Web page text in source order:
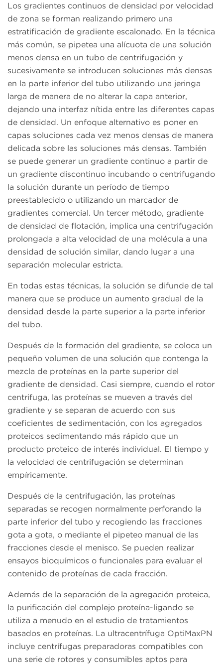
Los gradientes continuos de densidad por velocidad
de zona se forman realizando primero una
estratificación de gradiente escalonado. En la técnica
más común, se pipetea una alícuota de una solución
menos densa en un tubo de centrifugación y
sucesivamente se introducen soluciones más densas
en la parte inferior del tubo utilizando una jeringa
larga de manera de no alterar la capa anterior,
dejando una interfaz nítida entre las diferentes capas
de densidad. Un enfoque alternativo es poner en
capas soluciones cada vez menos densas de manera
delicada sobre las soluciones más densas. También
se puede generar un gradiente continuo a partir de
un gradiente discontinuo incubando o centrifugando
la solución durante un período de tiempo
preestablecido o utilizando un marcador de
gradientes comercial. Un tercer método, gradiente
de densidad de flotación, implica una centrifugación
prolongada a alta velocidad de una molécula a una
densidad de solución similar, dando lugar a una
separación molecular estricta.
En todas estas técnicas, la solución se difunde de tal
manera que se produce un aumento gradual de la
densidad desde la parte superior a la parte inferior
del tubo.
Después de la formación del gradiente, se coloca un
pequeño volumen de una solución que contenga la
mezcla de proteínas en la parte superior del
gradiente de densidad. Casi siempre, cuando el rotor
centrifuga, las proteínas se mueven a través del
gradiente y se separan de acuerdo con sus
coeficientes de sedimentación, con los agregados
proteicos sedimentando más rápido que un
producto proteico de interés individual. El tiempo y
la velocidad de centrifugación se determinan
empíricamente.
Después de la centrifugación, las proteínas
separadas se recogen normalmente perforando la
parte inferior del tubo y recogiendo las fracciones
gota a gota, o mediante el pipeteo manual de las
fracciones desde el menisco. Se pueden realizar
ensayos bioquímicos o funcionales para evaluar el
contenido de proteínas de cada fracción.
Además de la separación de la agregación proteica,
la purificación del complejo proteína-ligando se
utiliza a menudo en el estudio de tratamientos
basados en proteínas. La ultracentrífuga OptiMaxPN
incluye centrífugas preparadoras compatibles con
una serie de rotores y consumibles aptos para